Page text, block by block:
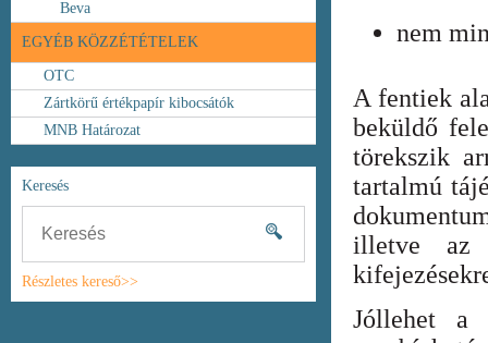
Beva
EGYÉB KÖZZÉTÉTELEK
OTC
Zártkörű értékpapír kibocsátók
MNB Határozat
Keresés
Részletes kereső>>
nem
A fentiek
beküldő
törekszik
tartalmú
illetve az
Jóllehet a